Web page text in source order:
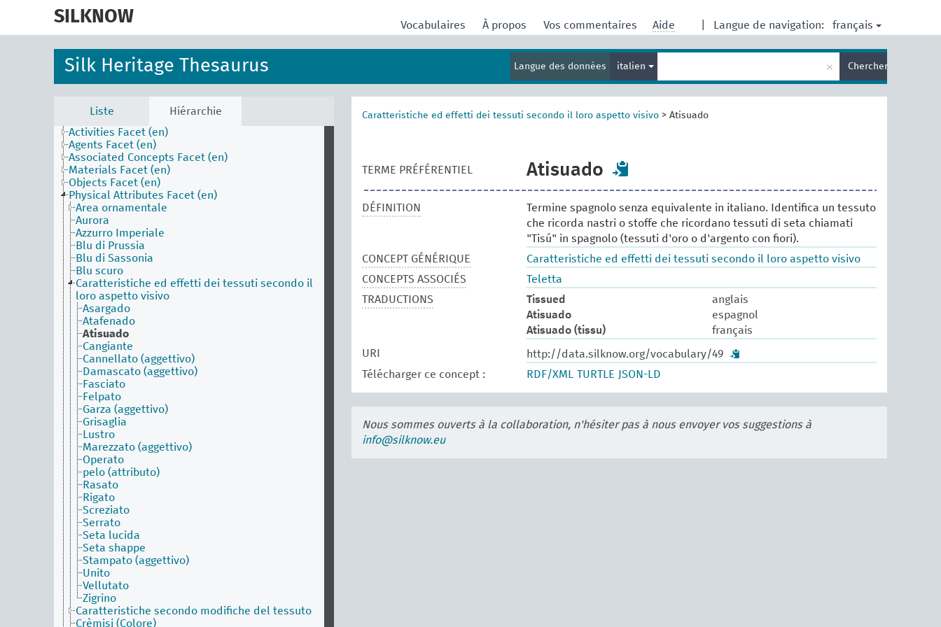
SILKNOW Langue de navigation: français
Vocabulaires À propos Vos commentaires Aide
Silk Heritage Thesaurus Langue des données italien
terme
de
recherche
× Chercher
Liste
Hiérarchie
Activities Facet (en)
Agents Facet (en)
Associated Concepts Facet (en)
Materials Facet (en)
Objects Facet (en)
Physical Attributes Facet (en)
Area ornamentale
Aurora
Azzurro Imperiale
Blu di Prussia
Blu di Sassonia
Blu scuro
Caratteristiche ed effetti dei tessuti secondo il
loro aspetto visivo
Asargado
Atafenado
Atisuado
Cangiante
Cannellato (aggettivo)
Damascato (aggettivo)
Fasciato
Felpato
Garza (aggettivo)
Grisaglia
Lustro
Marezzato (aggettivo)
Operato
pelo (attributo)
Rasato
Rigato
Screziato
Serrato
Seta lucida
Seta shappe
Stampato (aggettivo)
Unito
Vellutato
Zigrino
Caratteristiche secondo modifiche del tessuto
Crèmisi (Colore)
Caratteristiche ed effetti dei tessuti secondo il loro aspetto visivo > Atisuado
TERME PRÉFÉRENTIEL Atisuado
DÉFINITION
Termine spagnolo senza equivalente in italiano. Identifica un tessuto
che ricorda nastri o stoffe che ricordano tessuti di seta chiamati
"Tisú" in spagnolo (tessuti d'oro o d'argento con fiori).
CONCEPT GÉNÉRIQUE
Caratteristiche ed effetti dei tessuti secondo il loro aspetto visivo
CONCEPTS ASSOCIÉS
Teletta
TRADUCTIONS
Tissued
anglais
Atisuado
espagnol
Atisuado (tissu)
français
URI
http://data.silknow.org/vocabulary/49
Télécharger ce concept :
RDF/XML TURTLE JSON-LD
Nous sommes ouverts à la collaboration, n'hésiter pas à nous envoyer vos suggestions à
info@silknow.eu